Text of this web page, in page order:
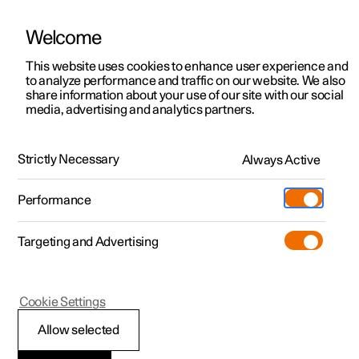
Polestar 2
Polestar 3
Polestar 4
Pre-owned
Shop
Meer
Testrit
Aanbiedingen voor
Testrit
Aanbiedingen voor
Polestar 4 coupé
Ontdek Polestar 4
Testrit
Bekijk onze stockwagens
Aanbiedingen voor
Ontdek Polestar 5
Over pre-owned
Pre-owned aanbiedingen
Aanbiedingen voor particulieren
Aanbiedingen voor
professionelen
Bekijk onze stockwagens
Configureer
Pre-owned
Testrit
Additionals
(Opent in een nieuw venster)
Experiences
Ontmoet ons
Servicepunten
Opladen
Support
HandleidingVideogalerijSoftware-updates
Vergrendelen en ontgrendelen
Polestar 2
Vergrendelen en
Welcome
This website uses cookies to enhance user experience and
to analyze performance and traffic on our website. We also
share information about your use of our site with our social
media, advertising and analytics partners.
Strictly Necessary Always Active
Performance
Targeting and Advertising
Allow selected
Cookie Settings